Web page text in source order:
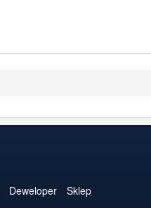
Deweloper
Sklep